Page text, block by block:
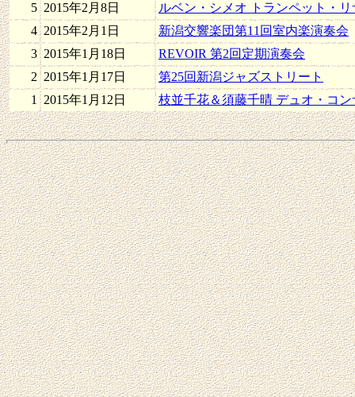
5 2015年2月8日
ルベン・シメオ トランペット・
4 2015年2月1日
新潟交響楽団第11回室内楽演奏会
3 2015年1月18日
REVOIR 第2回定期演奏会
2 2015年1月17日
第25回新潟ジャズストリート
1 2015年1月12日 枝並千花＆須藤千晴 デュオ・コン